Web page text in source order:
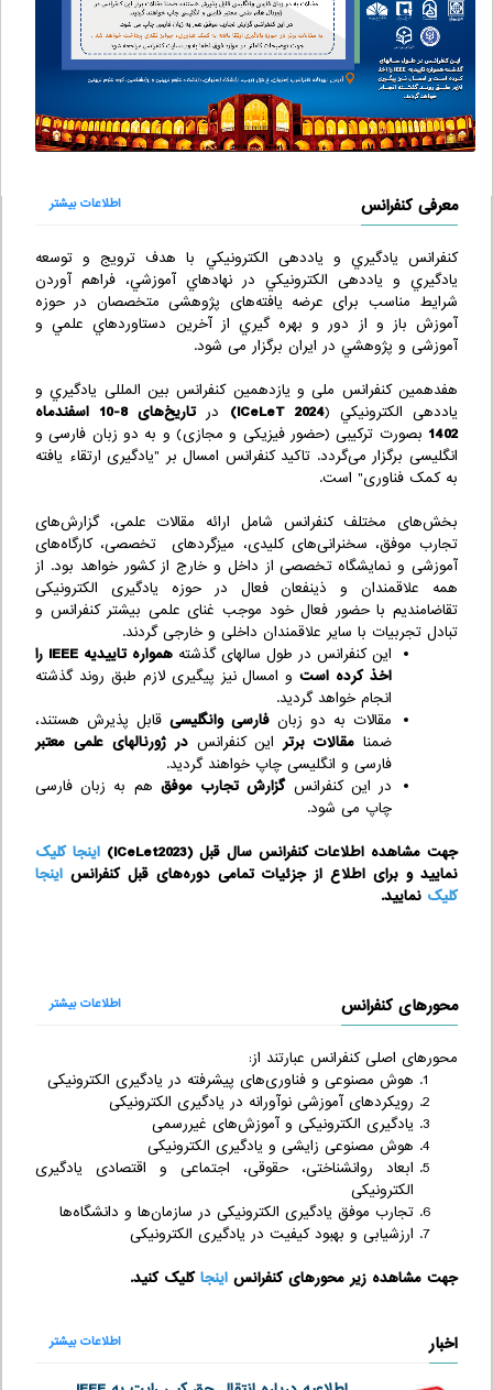
معرفی کنفرانس اطلاعات بیشتر
كنفرانس يادگيري و یاددهی الكترونيكي با هدف ترويج و توسعه
يادگيري و یاددهی الكترونيكي در نهادهاي آموزشي، فراهم آوردن
شرایط مناسب برای عرضه یافته‌های پژوهشی متخصصان در حوزه
آموزش باز و از دور و بهره گيري از آخرين دستاوردهاي علمي و
آموزشی و پژوهشي در ايران برگزار می شود.
هفدهمین کنفرانس ملی و یازدهمین کنفرانس بین المللی يادگيري و
یاددهی الكترونيكي (ICeLeT 2024
) در
تاریخ‌های 8-10 اسفندماه
1402 بصورت ترکیبی (حضور فیزیکی و مجازی) و به دو زبان فارسی و
انگلیسی برگزار می‌گردد. تاکید کنفرانس امسال بر "یادگیری ارتقاء یافته
به کمک فناوری" است.
بخش‌های مختلف کنفرانس شامل ارائه مقالات علمی، گزارش‌های
تجارب موفق، سخنرانی‌های کلیدی، میزگردهای تخصصی، کارگاه‌های
آموزشی و نمایشگاه تخصصی از داخل و خارج از کشور خواهد بود. از
همه علاقمندان و ذینفعان فعال در حوزه یادگیری الکترونیکی
تقاضامندیم با حضور فعال خود موجب غنای علمی بیشتر کنفرانس و
تبادل تجربیات با سایر علاقمندان داخلی و خارجی گردند.
این کنفرانس در طول سالهای گذشته
همواره تاییدیه IEEE را
اخذ کرده است و امسال نیز پیگیری لازم طبق روند گذشته
انجام خواهد گردید.
مقالات به دو زبان فارسی و‌انگلیسی قابل پذیرش هستند،
ضمنا مقالات برتر این کنفرانسدر ژورنالهای علمی معتبر
فارسی و انگلیسی چاپ خواهند گردید.
در این کنفرانسگزارش تجارب موفق هم به زبان فارسی
چاپ می شود.
جهت مشاهده اطلاعات کنفرانس سال قبل (ICeLet2023)
اینجا کلیک
نمایید و برای اطلاع از جزئیات تمامی دوره‌های قبل کنفرانس‌ اینجا
کلیک نمایید.
محورهای کنفرانس اطلاعات بیشتر
محورهای اصلی کنفرانس عبارتند از:
هوش مصنوعی و فناوری‌های پیشرفته در یادگیری الکترونیکی
رویکردهای آموزشی نوآورانه در یادگیری الکترونیکی
یادگیری الکترونیکی و آموزش‌های غیررسمی
هوش مصنوعی زایشی و یادگیری الکترونیکی
ابعاد روانشناختی، حقوقی، اجتماعی و اقتصادی یادگیری
الکترونیکی
تجارب موفق یادگیری الکترونیکی در سازمان‌ها و دانشگاه‌ها
ارزشیابی و بهبود کیفیت در یادگیری الکترونیکی
جهت مشاهده زیر محورهای کنفرانس اینجا کلیک کنید.
اخبار اطلاعات بیشتر